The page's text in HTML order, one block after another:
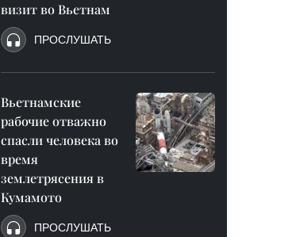
визит во Вьетнам
ПРОСЛУШАТЬ
Вьетнамские
рабочие отважно
спасли человека во
время
землетрясения в
Кумамото
ПРОСЛУШАТЬ